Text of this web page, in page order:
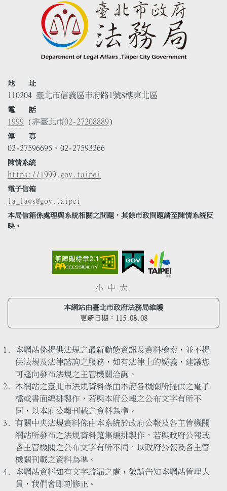
地 址
110204 臺北市信義區市府路1號8樓東北區
電 話
1999 (非臺北市02-27208889)
傳 真
02-27596695、02-27593266
陳情系統
https://1999.gov.taipei
電子信箱
la_laws@gov.taipei
本局信箱係處理與系統相關之問題，其餘市政問題請至陳情系統反
映。
小 中 大
本網站由臺北市政府法務局維護
更新日期： 115.08.08
本網站係提供法規之最新動態資訊及資料檢索，並不提
供法規及法律諮詢之服務，如有法律上的疑義，建議您
可逕向發布法規之主管機關洽詢。
本網站之臺北市法規資料係由本府各機關所提供之電子
檔或書面編排製作，若與本府公報之公布文字有所不
同，以本府公報刊載之資料為準。
有關中央法規資料係由本系統於政府公報及各主管機關
網站所發布之法規資料蒐集編排製作，若與政府公報或
各主管機關之公布文字有所不同，以政府公報及各主管
機關刊載之資料為準。
本網站資料如有文字疏漏之處，敬請告知本網站管理人
員，我們會即刻修正。